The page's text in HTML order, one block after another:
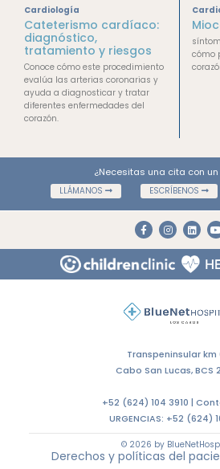
Cardiología
Cateterismo cardíaco:
diagnóstico,
tratamiento y riesgos
Conoce cómo este procedimiento
evalúa las arterias coronarias y
ayuda a diagnosticar y tratar
diferentes enfermedades del
corazón.
cómo
¿Necesitas una cita con
LLÁMANOS ESCRÍBENOS
Transpeninsular km
Cabo San Lucas, BCS
+52 (624) 104 3910 |
URGENCIAS: +52 (624)
© 2026 by
Derechos y políticas del